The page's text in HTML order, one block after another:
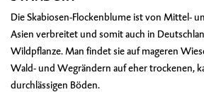
Die Skabiosen-Flockenblume ist von Mittel-
Asien verbreitet und somit auch in
Wildpflanze. Man findet sie auf mageren
Wald- und Wegrändern auf eher trockenen,
durchlässigen Böden.